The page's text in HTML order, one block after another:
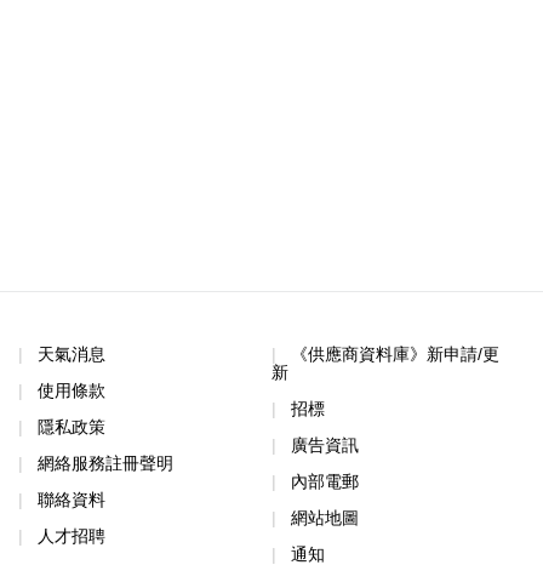
天氣消息
使用條款
隱私政策
網絡服務註冊聲明
聯絡資料
人才招聘
《供應商資料庫》新申請/更
新
招標
廣告資訊
內部電郵
網站地圖
通知